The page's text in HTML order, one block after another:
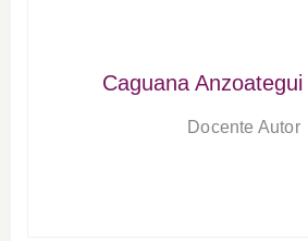
Caguana
Docente Autor